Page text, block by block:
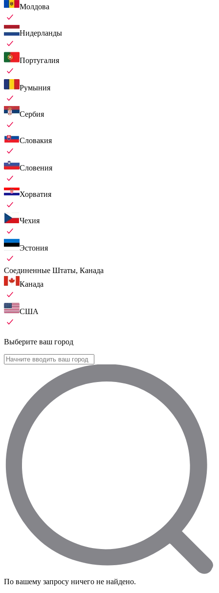
Молдова
Нидерланды
Португалия
Румыния
Сербия
Словакия
Словения
Хорватия
Чехия
Эстония
Соединенные Штаты, Канада
Канада
США
Выберите ваш город
По вашему запросу ничего не найдено.